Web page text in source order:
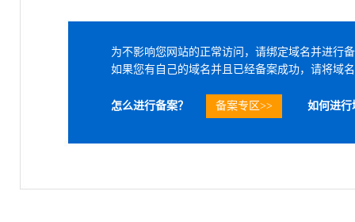
为不影响您网站的正常访问，请绑定域名并进行
如果您有自己的域名并且已经备案成功，请将域
备案专区>> 如何进行
怎么进行备案？